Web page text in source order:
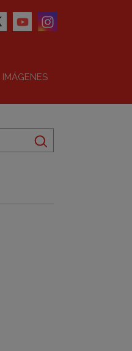
IMÁGENES